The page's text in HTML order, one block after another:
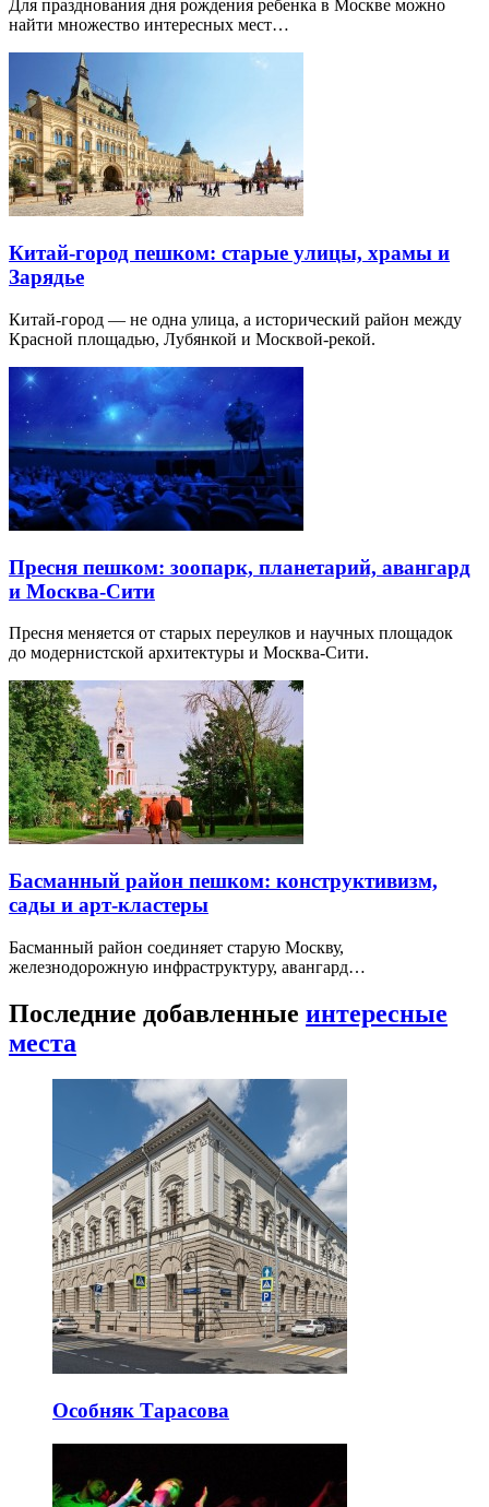
Для празднования дня рождения ребенка в Москве можно
найти множество интересных мест…
Китай-город пешком: старые улицы, храмы и
Зарядье
Китай-город — не одна улица, а исторический район между
Красной площадью, Лубянкой и Москвой-рекой.
Пресня пешком: зоопарк, планетарий, авангард
и Москва-Сити
Пресня меняется от старых переулков и научных площадок
до модернистской архитектуры и Москва-Сити.
Басманный район пешком: конструктивизм,
сады и арт-кластеры
Басманный район соединяет старую Москву,
железнодорожную инфраструктуру, авангард…
Последние добавленные интересные
места
Особняк Тарасова